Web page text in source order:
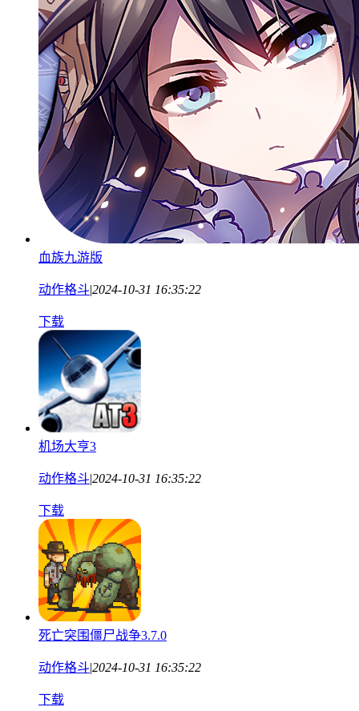
血族九游版
动作格斗|2024-10-31 16:35:22
下载
机场大亨3
动作格斗|2024-10-31 16:35:22
下载
死亡突围僵尸战争3.7.0
动作格斗|2024-10-31 16:35:22
下载